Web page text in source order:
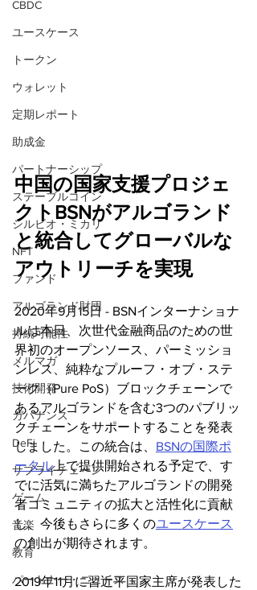
CBDC
ユースケース
トークン
ウォレット
定期レポート
助成金
パートナーシップ
ステーブルコイン
シルビオ・ミカリ
NFT
ファンド
アルゴランド財団
持続可能性
メルマガ
技術開発
ガバナンス
DeFi
サプライチェーン
ゲーム
音楽
教育
パートナー・ニュース
中国の国家支援プロジェ
クトBSNがアルゴランド
と統合してグローバルな
アウトリーチを実現
2020年9月15日 - BSNインターナショナ
ルは本日、次世代金融商品のための世
界初のオープンソース、パーミッショ
ンレス、純粋なプルーフ・オブ・ステ
ーク（Pure PoS）ブロックチェーンで
あるアルゴランドを含む3つのパブリッ
クチェーンをサポートすることを発表
しました。この統合は、 BSNの国際ポ
ータル上で提供開始される予定で、す
でに活気に満ちたアルゴランドの開発
者コミュニティの拡大と活性化に貢献
し、今後もさらに多くのユースケース
の創出が期待されます。
2019年11月に習近平国家主席が発表した